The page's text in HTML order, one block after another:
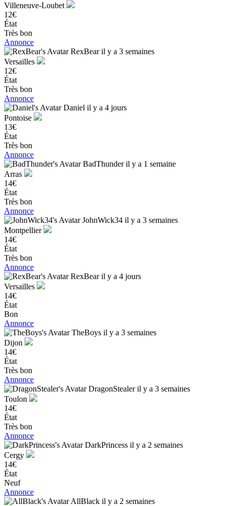
Villeneuve-Loubet
12€
État
Très bon
Annonce
RexBearil y a 3 semaines
Versailles
12€
État
Très bon
Annonce
Daniel il y a 4 jours
Pontoise
13€
État
Très bon
Annonce
BadThunderil y a 1 semaine
Arras
14€
État
Très bon
Annonce
JohnWick34 il y a 3 semaines
Montpellier
14€
État
Très bon
Annonce
RexBearil y a 4 jours
Versailles
14€
État
Bon
Annonce
TheBoys il y a 3 semaines
Dijon
14€
État
Très bon
Annonce
DragonStealeril y a 3 semaines
Toulon
14€
État
Très bon
Annonce
DarkPrincess il y a 2 semaines
Cergy
14€
État
Neuf
Annonce
AllBlack il y a 2 semaines